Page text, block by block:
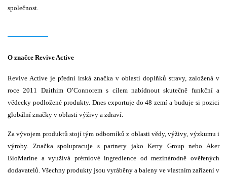
společnost.
O značce Revive Active
Revive Active je přední irská značka v oblasti doplňků stravy, založená v
roce 2011 Daithim O’Connorem s cílem nabídnout skutečně funkční a
vědecky podložené produkty. Dnes exportuje do 48 zemí a buduje si pozici
globální značky v oblasti výživy a zdraví.
Za vývojem produktů stojí tým odborníků z oblasti vědy, výživy, výzkumu i
výroby. Značka spolupracuje s partnery jako Kerry Group nebo Aker
BioMarine a využívá prémiové ingredience od mezinárodně ověřených
dodavatelů. Všechny produkty jsou vyráběny a baleny ve vlastním zařízení v